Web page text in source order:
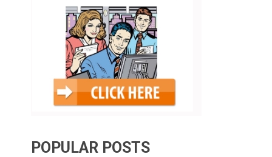
POPULAR POSTS